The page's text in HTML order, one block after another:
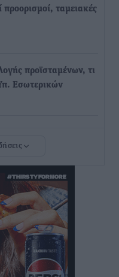
προορισμοί, ταμειακές
προϊσταμένων, τι
Εσωτερικών
αναμμένο στο κάστρο
κάμπινγκ και